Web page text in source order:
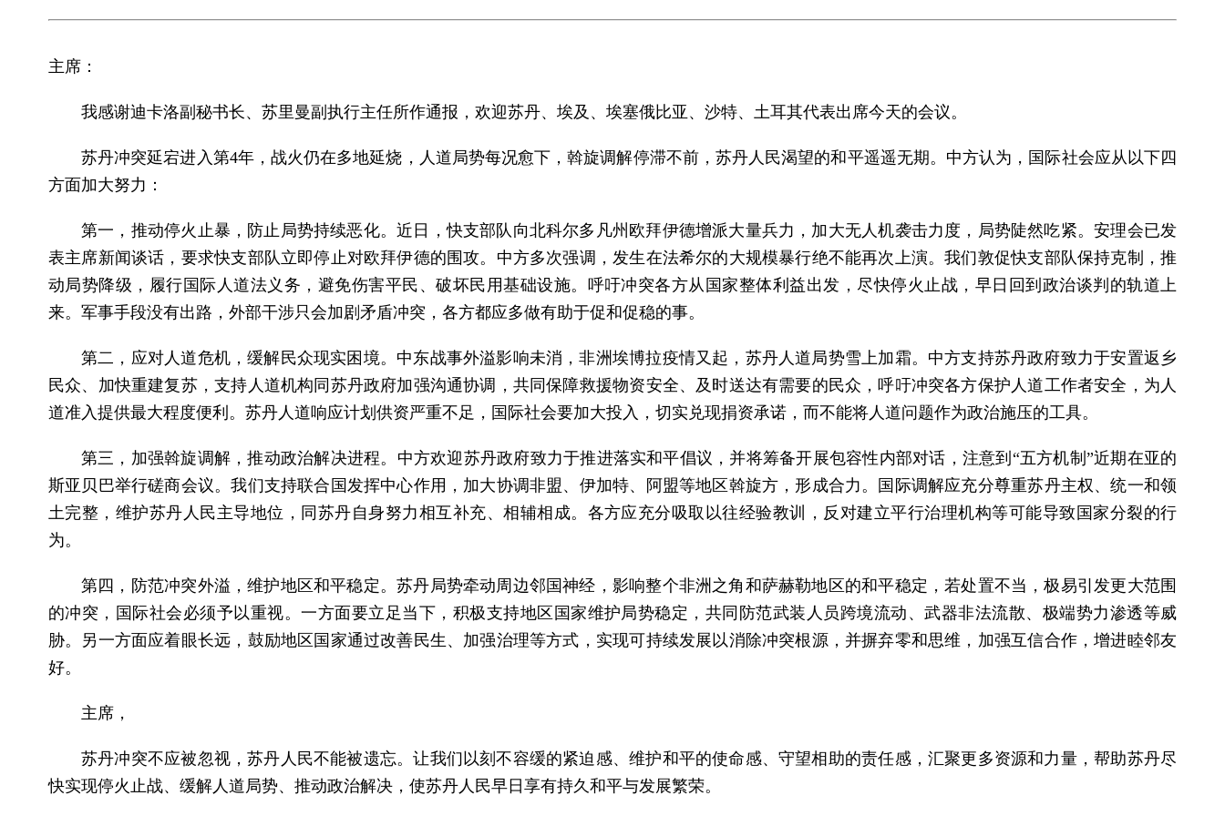
主席：
我感谢迪卡洛副秘书长、苏里曼副执行主任所作通报，欢迎苏丹、埃及、埃塞俄比亚、沙特、土耳其代表出席今天的会议。
苏丹冲突延宕进入第4年，战火仍在多地延烧，人道局势每况愈下，斡旋调解停滞不前，苏丹人民渴望的和平遥遥无期。中方认为，国际社会应从以下四
方面加大努力：
第一，推动停火止暴，防止局势持续恶化。近日，快支部队向北科尔多凡州欧拜伊德增派大量兵力，加大无人机袭击力度，局势陡然吃紧。安理会已发
表主席新闻谈话，要求快支部队立即停止对欧拜伊德的围攻。中方多次强调，发生在法希尔的大规模暴行绝不能再次上演。我们敦促快支部队保持克制，推
动局势降级，履行国际人道法义务，避免伤害平民、破坏民用基础设施。呼吁冲突各方从国家整体利益出发，尽快停火止战，早日回到政治谈判的轨道上
来。军事手段没有出路，外部干涉只会加剧矛盾冲突，各方都应多做有助于促和促稳的事。
第二，应对人道危机，缓解民众现实困境。中东战事外溢影响未消，非洲埃博拉疫情又起，苏丹人道局势雪上加霜。中方支持苏丹政府致力于安置返乡
民众、加快重建复苏，支持人道机构同苏丹政府加强沟通协调，共同保障救援物资安全、及时送达有需要的民众，呼吁冲突各方保护人道工作者安全，为人
道准入提供最大程度便利。苏丹人道响应计划供资严重不足，国际社会要加大投入，切实兑现捐资承诺，而不能将人道问题作为政治施压的工具。
第三，加强斡旋调解，推动政治解决进程。中方欢迎苏丹政府致力于推进落实和平倡议，并将筹备开展包容性内部对话，注意到“五方机制”近期在亚的
斯亚贝巴举行磋商会议。我们支持联合国发挥中心作用，加大协调非盟、伊加特、阿盟等地区斡旋方，形成合力。国际调解应充分尊重苏丹主权、统一和领
土完整，维护苏丹人民主导地位，同苏丹自身努力相互补充、相辅相成。各方应充分吸取以往经验教训，反对建立平行治理机构等可能导致国家分裂的行
为。
第四，防范冲突外溢，维护地区和平稳定。苏丹局势牵动周边邻国神经，影响整个非洲之角和萨赫勒地区的和平稳定，若处置不当，极易引发更大范围
的冲突，国际社会必须予以重视。一方面要立足当下，积极支持地区国家维护局势稳定，共同防范武装人员跨境流动、武器非法流散、极端势力渗透等威
胁。另一方面应着眼长远，鼓励地区国家通过改善民生、加强治理等方式，实现可持续发展以消除冲突根源，并摒弃零和思维，加强互信合作，增进睦邻友
好。
主席，
苏丹冲突不应被忽视，苏丹人民不能被遗忘。让我们以刻不容缓的紧迫感、维护和平的使命感、守望相助的责任感，汇聚更多资源和力量，帮助苏丹尽
快实现停火止战、缓解人道局势、推动政治解决，使苏丹人民早日享有持久和平与发展繁荣。